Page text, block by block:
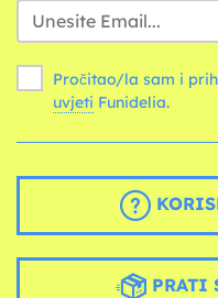
Pročitao/la sam i
uvjeti Funidelia.
PRATI